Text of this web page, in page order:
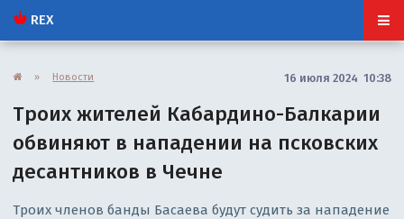
REX
» Новости 16 июля 2024 10:38
Троих жителей Кабардино-Балкарии
обвиняют в нападении на псковских
десантников в Чечне
Троих членов банды Басаева будут судить за нападение